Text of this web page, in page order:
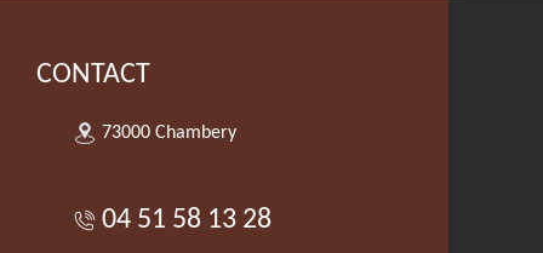
CONTACT
73000 Chambery
04 51 58 13 28